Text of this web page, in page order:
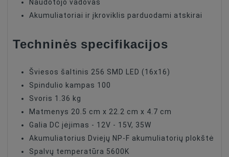
Naudotojo vadovas
Akumuliatoriai ir įkroviklis parduodami atskirai
Techninės specifikacijos
Šviesos šaltinis 256 SMD LED (16x16)
Spindulio kampas 100
Svoris 1.36 kg
Matmenys 20.5 cm x 22.2 cm x 4.7 cm
Galia DC įėjimas - 12V - 15V, 35W
Akumuliatorius Dviejų NP-F akumuliatorių plokštė
Spalvų temperatūra 5600K